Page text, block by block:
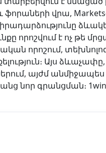
վրա,
է ոչ թե
որոշում,
Այս
այժմ
նոր գրանցման։